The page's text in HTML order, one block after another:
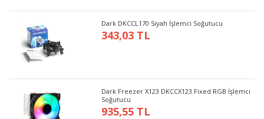
Dark DKCCL170 Siyah İşlemci Soğutucu
343,03 TL
Dark Freezer X123 DKCCX123 Fixed RGB İşlemci
Soğutucu
935,55 TL